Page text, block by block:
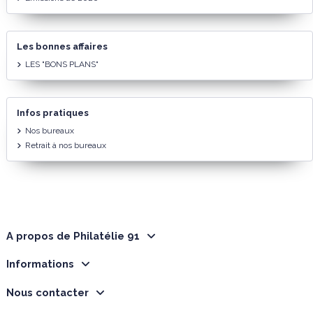
Les bonnes affaires
LES "BONS PLANS"
Infos pratiques
Nos bureaux
Retrait à nos bureaux
A propos de Philatélie 91
Informations
Nous contacter